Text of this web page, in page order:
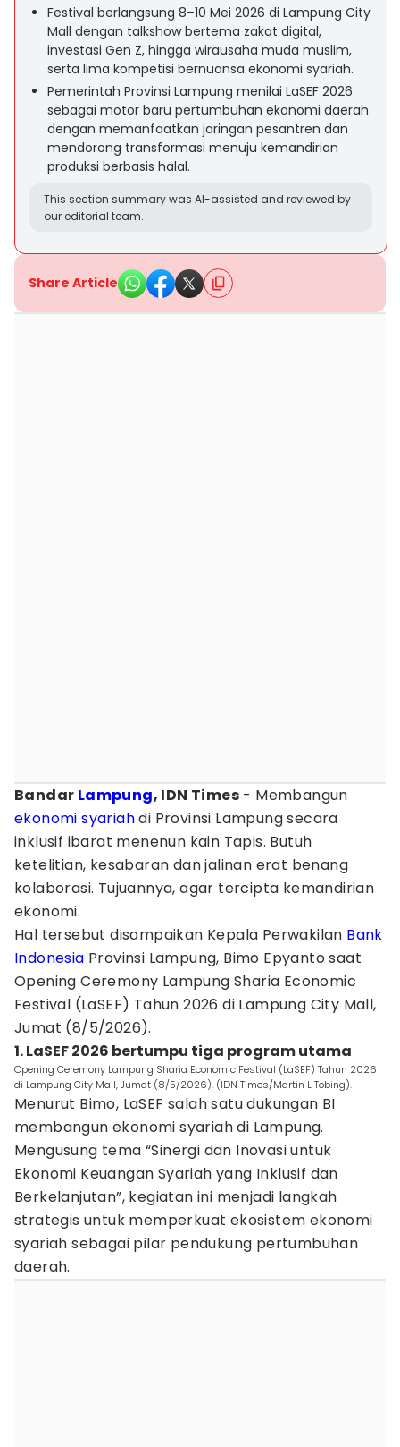
Festival berlangsung 8–10 Mei 2026 di Lampung City
Mall dengan talkshow bertema zakat digital,
investasi Gen Z, hingga wirausaha muda muslim,
serta lima kompetisi bernuansa ekonomi syariah.
Pemerintah Provinsi Lampung menilai LaSEF 2026
sebagai motor baru pertumbuhan ekonomi daerah
dengan memanfaatkan jaringan pesantren dan
mendorong transformasi menuju kemandirian
produksi berbasis halal.
This section summary was AI-assisted and reviewed by
our editorial team.
Share Article
Bandar Lampung, IDN Times - Membangun
ekonomi syariahdi Provinsi Lampung secara
inklusif ibarat menenun kain Tapis. Butuh
ketelitian, kesabaran dan jalinan erat benang
kolaborasi. Tujuannya, agar tercipta kemandirian
ekonomi.
Hal tersebut disampaikan Kepala Perwakilan Bank
Indonesia Provinsi Lampung, Bimo Epyanto saat
Opening Ceremony Lampung Sharia Economic
Festival (LaSEF) Tahun 2026 di Lampung City Mall,
Jumat (8/5/2026).
1. LaSEF 2026 bertumpu tiga program utama
Opening Ceremony Lampung Sharia Economic Festival (LaSEF) Tahun 2026
di Lampung City Mall, Jumat (8/5/2026). (IDN Times/Martin L Tobing).
Menurut Bimo, LaSEF salah satu dukungan BI
membangun ekonomi syariah di Lampung.
Mengusung tema “Sinergi dan Inovasi untuk
Ekonomi Keuangan Syariah yang Inklusif dan
Berkelanjutan”, kegiatan ini menjadi langkah
strategis untuk memperkuat ekosistem ekonomi
syariah sebagai pilar pendukung pertumbuhan
daerah.